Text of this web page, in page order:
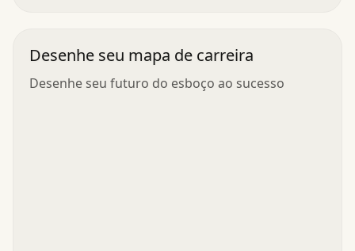
Desenhe seu mapa de carreira
Desenhe seu futuro do esboço ao sucesso